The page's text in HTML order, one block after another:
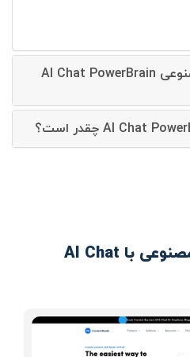
مزایای استفاده از هوش مصنوعی AI Chat PowerBrain
ابزارهای مرتبط هوش مصنوعی با AI Chat